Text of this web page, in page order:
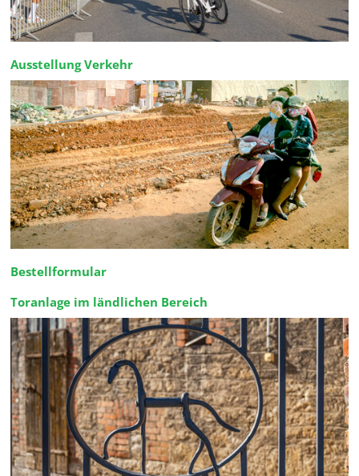
Ausstellung Verkehr
Bestellformular
Toranlage im ländlichen Bereich